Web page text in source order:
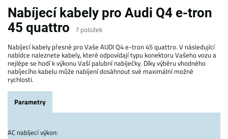
Nabíjecí kabely pro Audi Q4 e-tron
45 quattro
7 položek
Nabíjecí kabely přesně pro Vaše AUDI Q4 e-tron 45 quattro. V následující
nabídce naleznete kabely, které odpovídají typu konektoru Vašeho vozu a
nejlépe se hodí k výkonu Vaší palubní nabíječky. Díky výběru vhodného
nabíjecího kabelu může nabíjení dosáhnout své maximální možné
rychlosti.
Parametry
AC nabíjecí výkon: